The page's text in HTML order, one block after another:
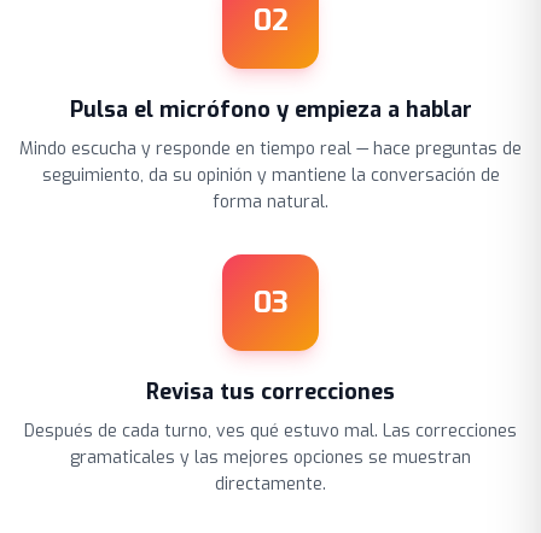
02
Pulsa el micrófono y empieza a hablar
Mindo escucha y responde en tiempo real — hace preguntas de
seguimiento, da su opinión y mantiene la conversación de
forma natural.
03
Revisa tus correcciones
Después de cada turno, ves qué estuvo mal. Las correcciones
gramaticales y las mejores opciones se muestran
directamente.